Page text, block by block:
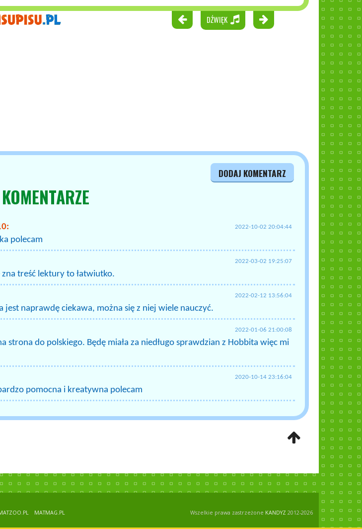
DŹWIĘK
DODAJ KOMENTARZ
KOMENTARZE
2022-10-02 20:04:44
polecam
2022-03-02 19:25:07
treść lektury to łatwiutko.
2022-02-12 13:56:04
jest naprawdę ciekawa, można się z niej wiele nauczyć.
2022-01-06 21:00:08
strona do polskiego. Będę miała za niedługo sprawdzian z Hobbita więc mi
2020-10-14 23:16:04
pomocna i kreatywna polecam
MATMAG.PL Wszelkie prawa zastrzeżone KANDYZ 2012-2026